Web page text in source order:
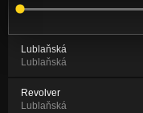
Lublaňská
Lublaňská
Revolver
Lublaňská